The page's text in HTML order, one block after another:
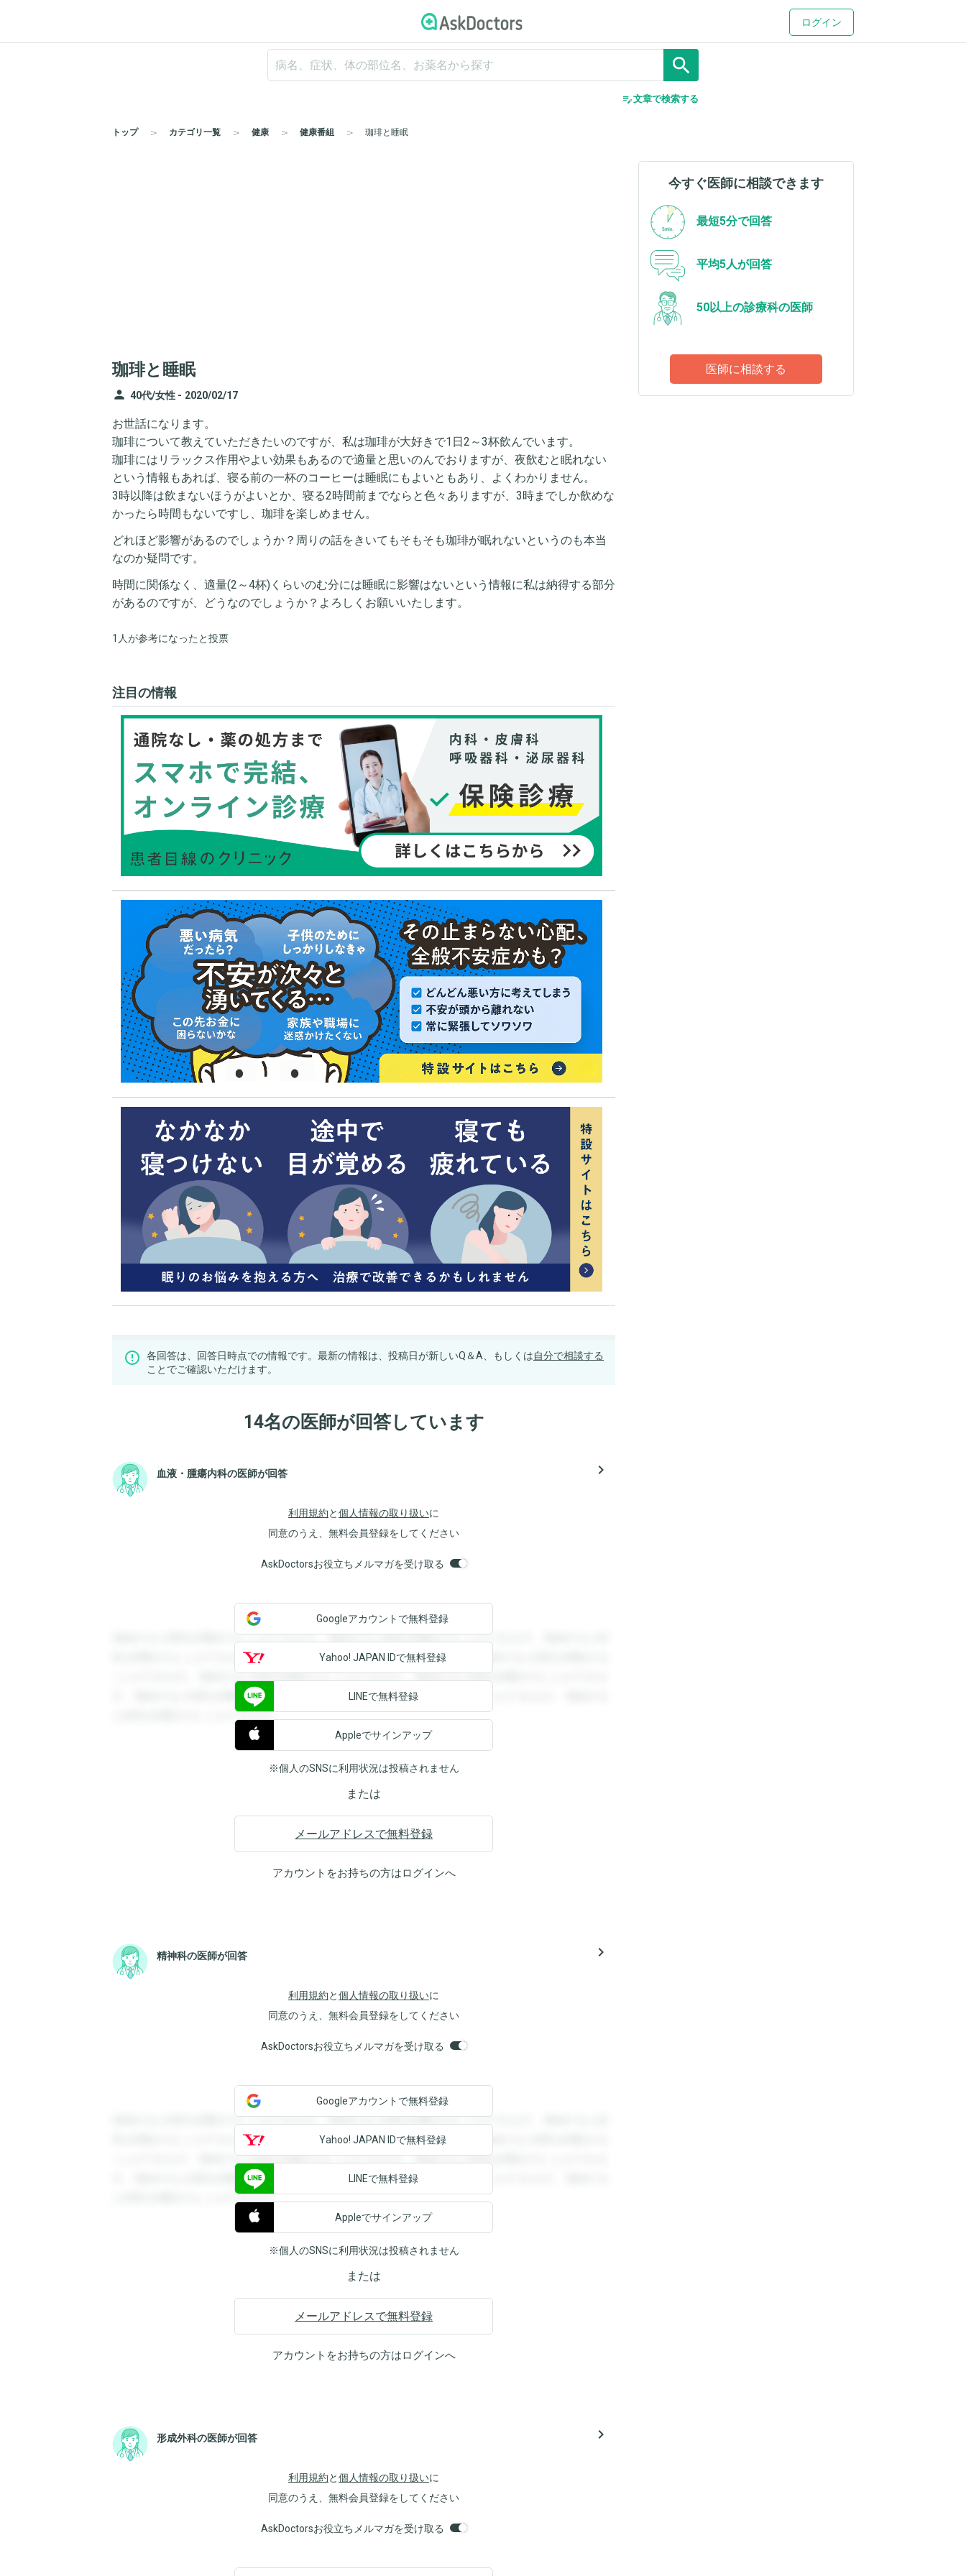
ログイン
search
edit_note文章で検索する
トップ カテゴリ一覧 健康 健康番組 珈琲と睡眠
珈琲と睡眠
person 40代/女性 - 2020/02/17
お世話になります。
珈琲について教えていただきたいのですが、私は珈琲が大好きで1日2～3杯飲んでいます。
珈琲にはリラックス作用やよい効果もあるので適量と思いのんでおりますが、夜飲むと眠れない
という情報もあれば、寝る前の一杯のコーヒーは睡眠にもよいともあり、よくわかりません。
3時以降は飲まないほうがよいとか、寝る2時間前までならと色々ありますが、3時までしか飲めな
かったら時間もないですし、珈琲を楽しめません。
どれほど影響があるのでしょうか？周りの話をきいてもそもそも珈琲が眠れないというのも本当
なのか疑問です。
時間に関係なく、適量(2～4杯)くらいのむ分には睡眠に影響はないという情報に私は納得する部分
があるのですが、どうなのでしょうか？よろしくお願いいたします。
1人が参考になったと投票
注目の情報
各回答は、回答日時点での情報です。最新の情報は、投稿日が新しいQ＆A、もしくは自分で相談する
ことでご確認いただけます。
14名の医師が回答しています
血液・腫瘍内科の医師が回答 navigate_next
利用規約と個人情報の取り扱いに
同意のうえ、無料会員登録をしてください
AskDoctorsお役立ちメルマガを受け取る
登録すると回答を閲覧することができます。登録すると回答を閲覧することができます。登録すると回
答を閲覧することができます。登録すると回答を閲覧することができます。登録すると回答を閲覧する
ことができます。登録すると回答を閲覧することができます。登録すると回答を閲覧することができま
す。登録すると回答を閲覧することができます。登録すると回答を閲覧することができます。登録する
と回答を閲覧することができます。
Googleアカウントで無料登録
Yahoo! JAPAN IDで無料登録
LINEで無料登録
Appleでサインアップ
※個人のSNSに利用状況は投稿されません
または
メールアドレスで無料登録
アカウントをお持ちの方はログインへ
精神科の医師が回答 navigate_next
利用規約と個人情報の取り扱いに
同意のうえ、無料会員登録をしてください
AskDoctorsお役立ちメルマガを受け取る
登録すると回答を閲覧することができます。登録すると回答を閲覧することができます。登録すると回
答を閲覧することができます。登録すると回答を閲覧することができます。登録すると回答を閲覧する
ことができます。登録すると回答を閲覧することができます。登録すると回答を閲覧することができま
す。登録すると回答を閲覧することができます。登録すると回答を閲覧することができます。登録する
と回答を閲覧することができます。
Googleアカウントで無料登録
Yahoo! JAPAN IDで無料登録
LINEで無料登録
Appleでサインアップ
※個人のSNSに利用状況は投稿されません
または
メールアドレスで無料登録
アカウントをお持ちの方はログインへ
形成外科の医師が回答 navigate_next
利用規約と個人情報の取り扱いに
同意のうえ、無料会員登録をしてください
AskDoctorsお役立ちメルマガを受け取る
今すぐ医師に相談できます
最短5分で回答
平均5人が回答
50以上の診療科の医師
医師に相談する